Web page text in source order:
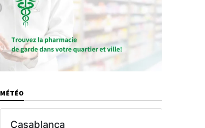
MÉTÉO
Casablanca